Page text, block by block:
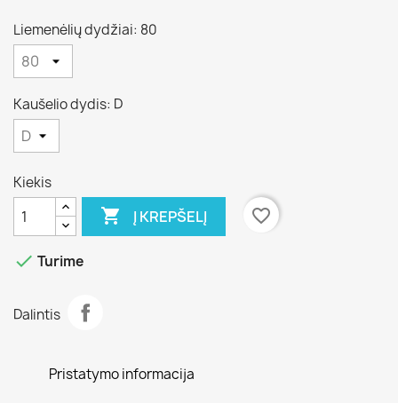
Liemenėlių dydžiai: 80
Kaušelio dydis: D
Kiekis
 Į KREPŠELĮ favorite_border
 Turime
Dalintis
Pristatymo informacija